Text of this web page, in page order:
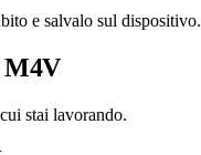
e salvalo sul dispositivo.
M4V
stai lavorando.